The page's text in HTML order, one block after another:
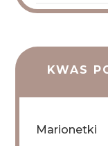
KWAS
Marionetki